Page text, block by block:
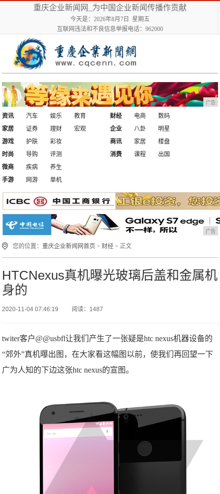
重庆企业新闻网_为中国企业新闻传播作贡献
今天是：2026年8月7日 星期五
互联网违法和不良信息举报电话：962000
广告
资讯 汽车 娱乐
教育
家居
证券 理财 宏观
财经 电商
数码
企业
八卦
明星
游戏
护肤
彩妆
时尚
导购 评测
商讯 家居
楼盘
消费
课程
出国
微商
疾病
养生
手游
网游 单机
广告
您的位置：重庆企业新闻网首页 > 财经 > 正文
HTCNexus真机曝光玻璃后盖和金属机
身的
2020-11-04 07:46:19 阅读：1487
twiter客户@@usbfl让我们产生了一张疑是htc nexus机器设备的
“郊外”真机曝出图，在大家看这幅图以前，使我们再回望一下
广为人知的下边这张htc nexus的宣图。